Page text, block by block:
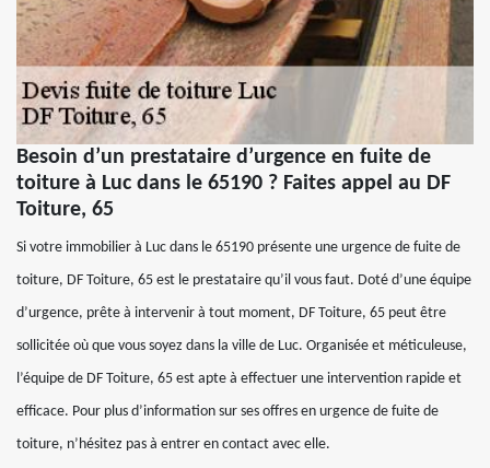
Besoin d’un prestataire d’urgence en fuite de
toiture à Luc dans le 65190 ? Faites appel au DF
Toiture, 65
Si votre immobilier à Luc dans le 65190 présente une urgence de fuite de
toiture, DF Toiture, 65 est le prestataire qu’il vous faut. Doté d’une équipe
d’urgence, prête à intervenir à tout moment, DF Toiture, 65 peut être
sollicitée où que vous soyez dans la ville de Luc. Organisée et méticuleuse,
l’équipe de DF Toiture, 65 est apte à effectuer une intervention rapide et
efficace. Pour plus d’information sur ses offres en urgence de fuite de
toiture, n’hésitez pas à entrer en contact avec elle.